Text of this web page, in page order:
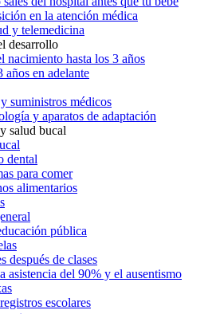
en la atención médica
y telemedicina
desarrollo
nacimiento hasta los 3 años
años en adelante
suministros médicos
y aparatos de adaptación
salud bucal
dental
para comer
alimentarios
pública
después de clases
asistencia del 90% y el ausentismo
escolares